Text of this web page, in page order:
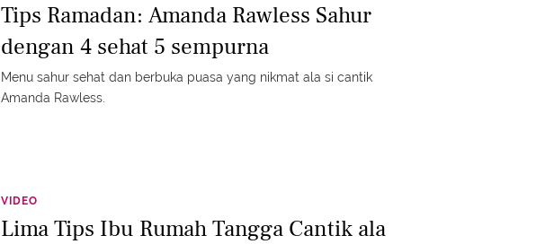
Tips Ramadan: Amanda Rawless Sahur
dengan 4 sehat 5 sempurna
Menu sahur sehat dan berbuka puasa yang nikmat ala si cantik
Amanda Rawless.
VIDEO
Lima Tips Ibu Rumah Tangga Cantik ala